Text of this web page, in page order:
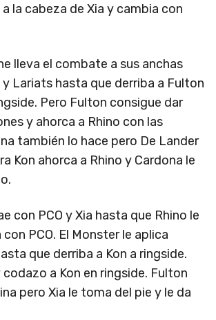
la cabeza de Xia y cambia con
lleva el combate a sus anchas
Lariats hasta que derriba a Fulton
Pero Fulton consigue dar
y ahorca a Rhino con las
también lo hace pero De Lander
Kon ahorca a Rhino y Cardona le
con PCO y Xia hasta que Rhino le
PCO. El Monster le aplica
que derriba a Kon a ringside.
a Kon en ringside. Fulton
pero Xia le toma del pie y le da